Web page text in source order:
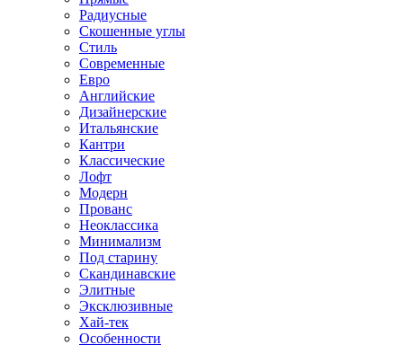
Радиусные
Скошенные углы
Стиль
Современные
Евро
Английские
Дизайнерские
Итальянские
Кантри
Классические
Лофт
Модерн
Прованс
Неоклассика
Минимализм
Под старину
Скандинавские
Элитные
Эксклюзивные
Хай-тек
Особенности